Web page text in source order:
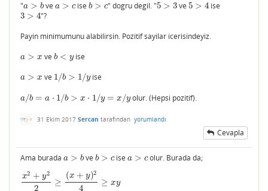
"a > b
a>b ve a > c
a>c ise b > c
b>c " dogru degil. "5 > 3
5 >3 ve5 > 4
5 >4
ise
3 > 4
3 >4
"?
Payin minimumunu alabilirsin. Pozitif sayilar icerisindeyiz.
a > x
a>x veb < y
b <y ise
a > x
a>x ve 1/b > 1/y
1/b>1/ y ise
a/b = a ⋅ 1/b > x ⋅ 1/y = x /y
a/b= a⋅ 1/b > x⋅1/ y= x/y olur. (Hepsi pozitif).
31 Ekim 2017 Sercan tarafından yorumlandı
Cevapla
Ama burada a > b
a>b ve b > c
b>c isea > c
a>c olur. Burada da;
x2 + y2
2
≥
(x + y)2
4
≥ xy
x2+y 22 ≥(x+y)24≥x y